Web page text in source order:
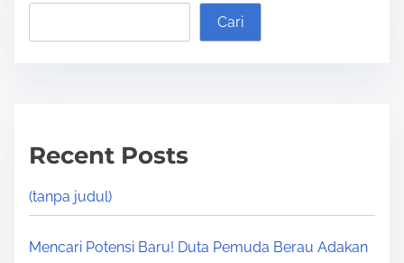
Cari
Recent Posts
(tanpa judul)
Mencari Potensi Baru! Duta Pemuda Berau Adakan